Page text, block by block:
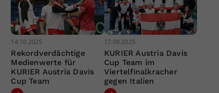
14.10.2025
Rekordverdächtige
Medienwerte für
KURIER Austria Davis
Cup Team
17.09.2025
KURIER Austria Davis
Cup Team im
Viertelfinalkracher
gegen Italien